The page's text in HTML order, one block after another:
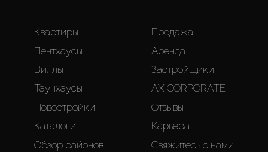
Квартиры
Пентхаусы
Виллы
Таунхаусы
Новостройки
Каталоги
Обзор районов
Продажа
Аренда
Застройщики
AX CORPORATE
Отзывы
Карьера
Свяжитесь с нами